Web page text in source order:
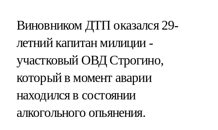
Виновником ДТП оказался 29-
летний капитан милиции -
участковый ОВД Строгино,
который в момент аварии
находился в состоянии
алкогольного опьянения.